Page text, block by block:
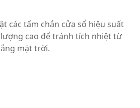
các tấm chắn cửa sổ hiệu suất
cao để tránh tích nhiệt từ
mặt trời.